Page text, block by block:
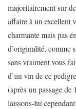
majoritairement sur
affaire à un excellent
charmante mais pas
d’originalité, comme
sans vraiment vous
d’un vin de ce
(après un passage
laissons-lui